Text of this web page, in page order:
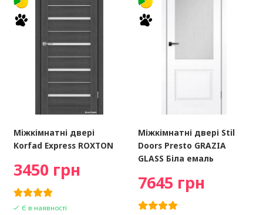
Міжкімнатні двері
Korfad Express ROXTON
3450 грн
Є в наявності
Міжкімнатні двері Stil
Doors Presto GRAZIA
GLASS Біла емаль
7645 грн